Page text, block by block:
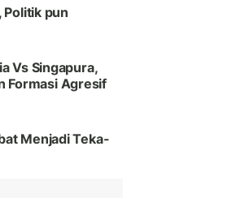
Politik pun
Vs Singapura,
Formasi Agresif
Menjadi Teka-